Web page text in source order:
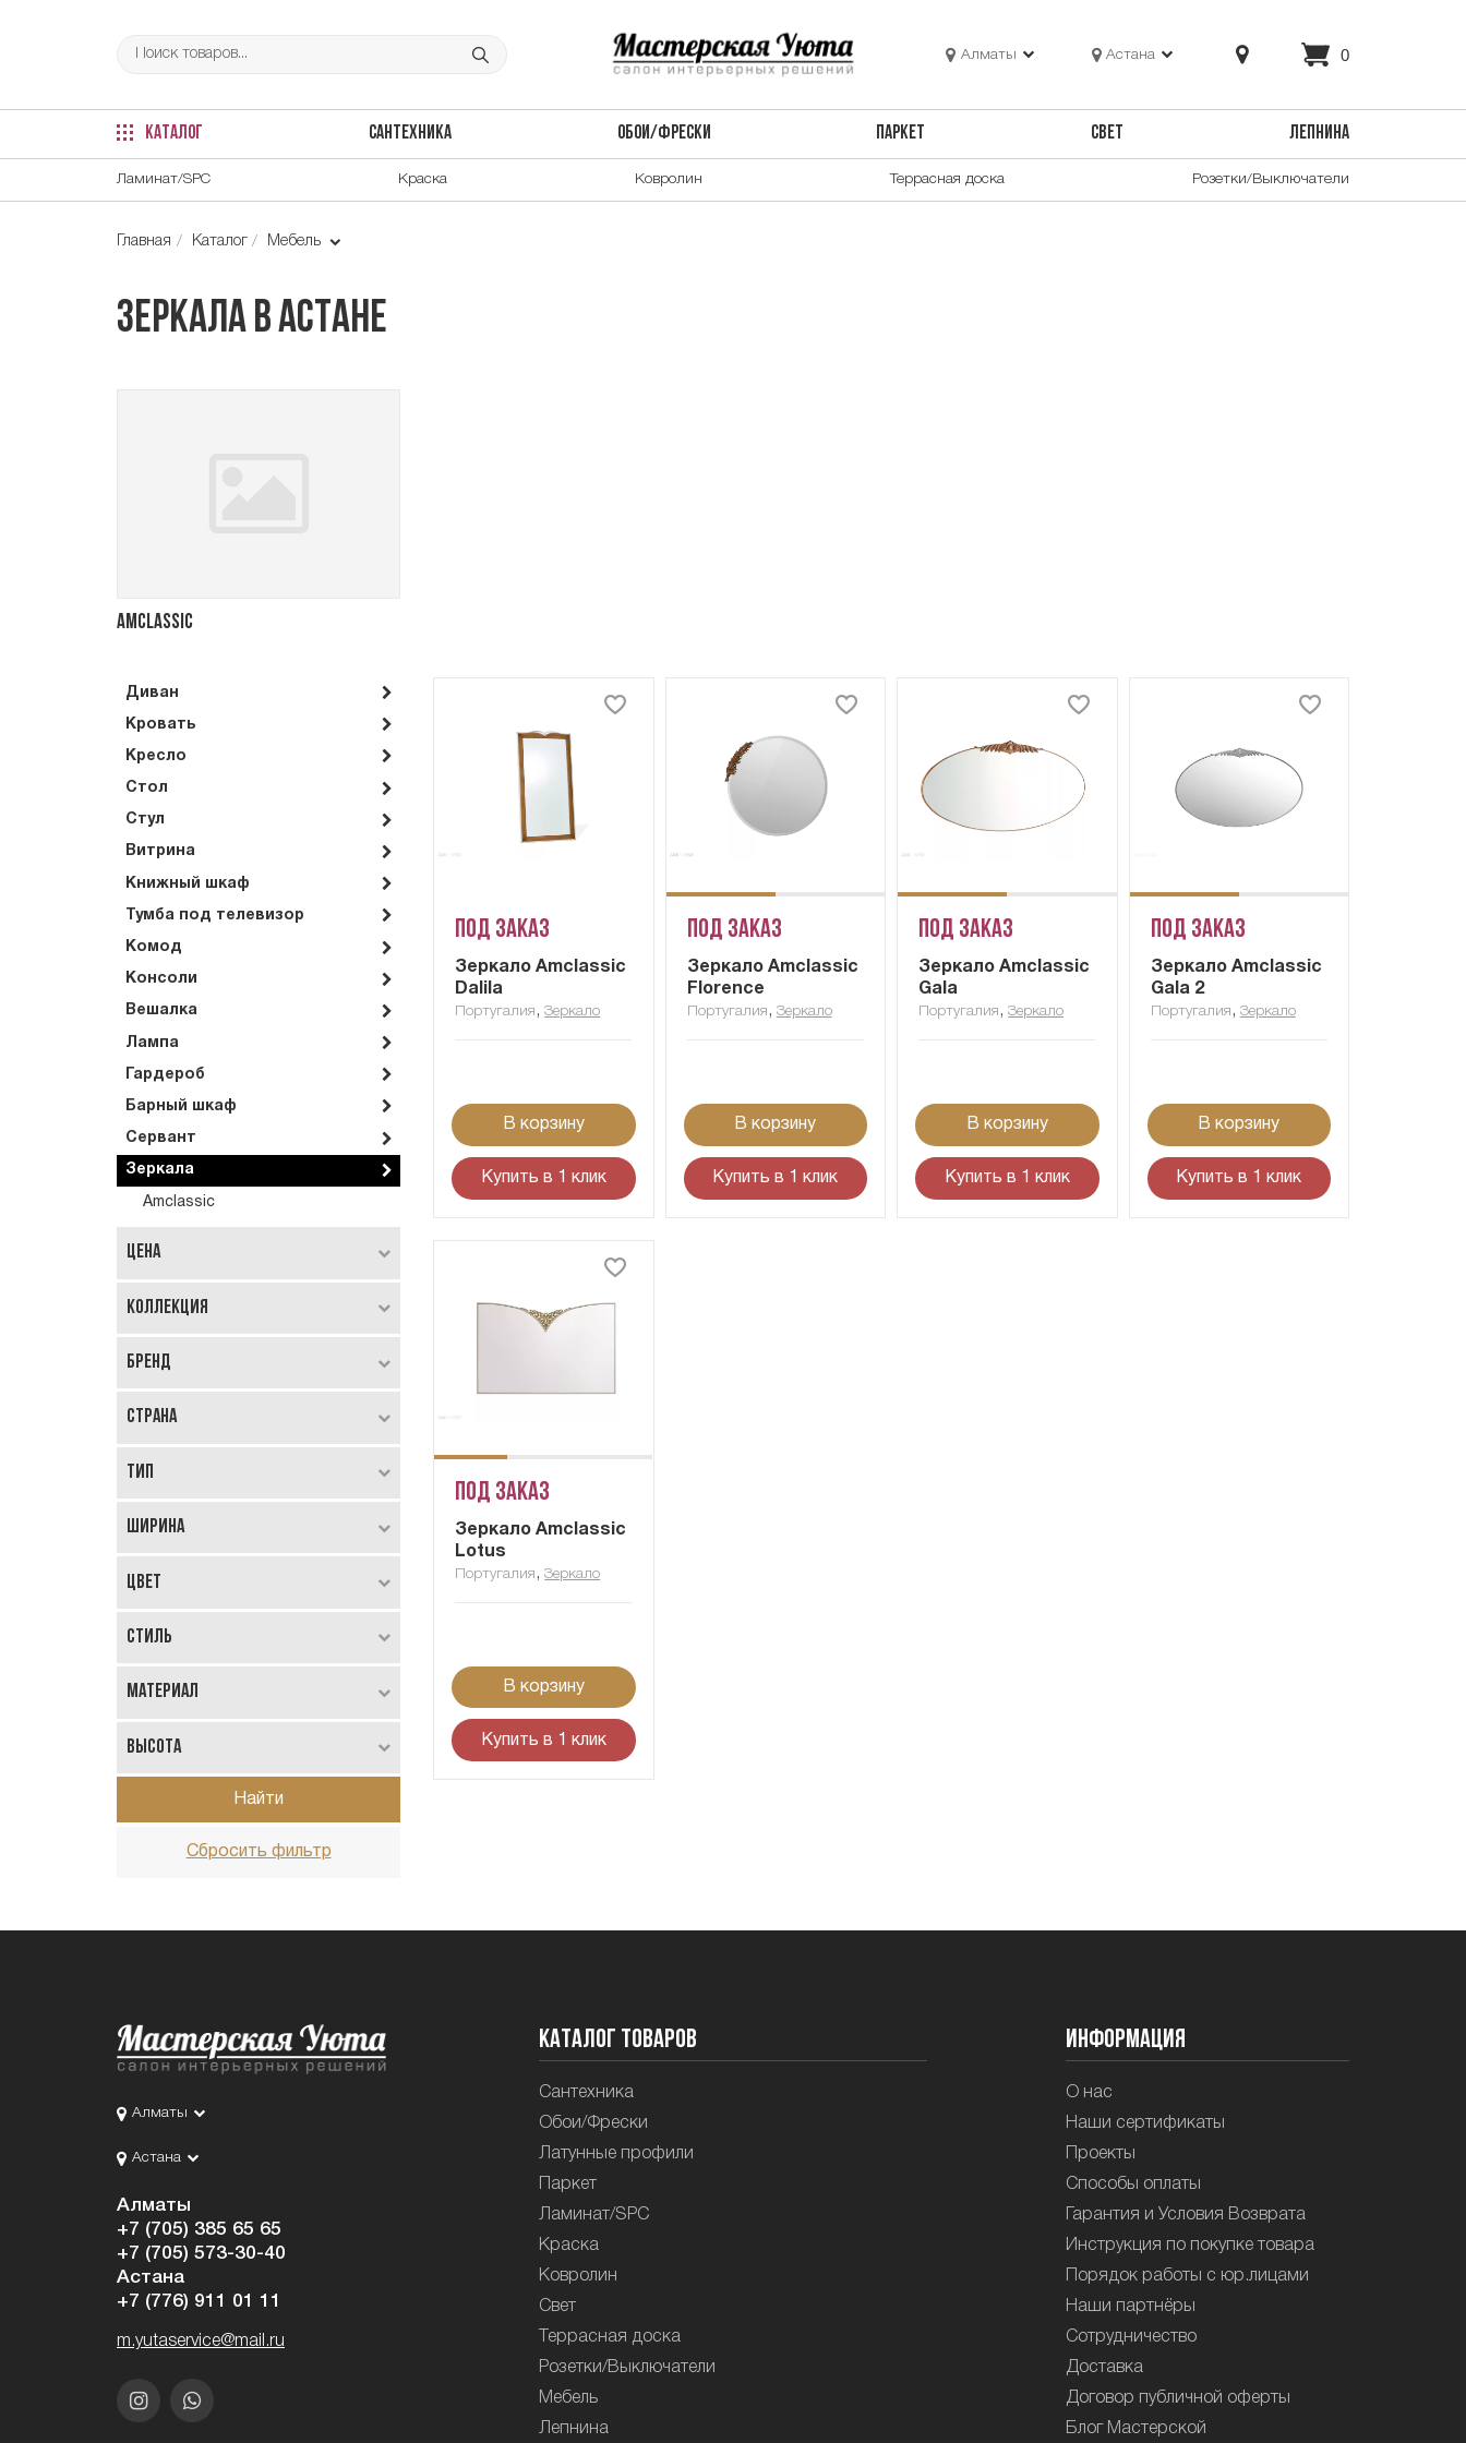
Алматы Астана 0
КАТАЛОГ САНТЕХНИКА ОБОИ/ФРЕСКИ ПАРКЕТ СВЕТ ЛЕПНИНА
Ламинат/SPC Краска Ковролин Террасная доска Розетки/Выключатели
Главная Каталог Мебель
Зеркала в Астане
Amclassic
Диван
Кровать
Кресло
Стол
Стул
Витрина
Книжный шкаф
Тумба под телевизор
Комод
Консоли
Вешалка
Лампа
Гардероб
Барный шкаф
Сервант
Зеркала
Amclassic
Цена
Коллекция
Бренд
Страна
Тип
Ширина
Цвет
Стиль
Материал
Высота
Найти
Сбросить фильтр
Под заказ
Зеркало Amclassic
Dalila
Португалия ,Зеркало
В корзину
Купить в 1 клик
Под заказ
Зеркало Amclassic
Florence
Португалия , Зеркало
В корзину
Купить в 1 клик
Под заказ
Зеркало Amclassic
Gala
Португалия ,Зеркало
В корзину
Купить в 1 клик
Под заказ
Зеркало Amclassic
Gala 2
Португалия , Зеркало
В корзину
Купить в 1 клик
Под заказ
Зеркало Amclassic
Lotus
Португалия ,Зеркало
В корзину
Купить в 1 клик
Алматы
Астана
Алматы
+7 (705) 385 65 65
+7 (705) 573-30-40
Астана
+7 (776) 911 01 11
m.yutaservice@mail.ru
Каталог товаров
Сантехника
Обои/Фрески
Латунные профили
Паркет
Ламинат/SPC
Краска
Ковролин
Свет
Террасная доска
Розетки/Выключатели
Мебель
Лепнина
Информация
О нас
Наши сертификаты
Проекты
Способы оплаты
Гарантия и Условия Возврата
Инструкция по покупке товара
Порядок работы с юр.лицами
Наши партнёры
Сотрудничество
Доставка
Договор публичной оферты
Блог Мастерской